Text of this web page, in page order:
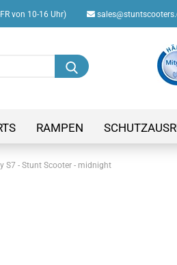
von 10-16 Uhr)
Suche...
RAMPEN
S7 - Stunt Scooter - midnight